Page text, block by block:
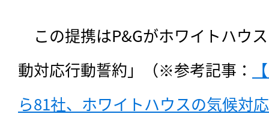
この提携はP&Gがホワイトハウ
動対応行動誓約」（※参考記事：
ら81社、ホワイトハウスの気候対